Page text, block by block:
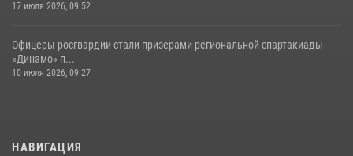
17 июля 2026, 09:52
Офицеры росгвардии стали призерами региональной спартакиады
«Динамо» п...
10 июля 2026, 09:27
НАВИГАЦИЯ